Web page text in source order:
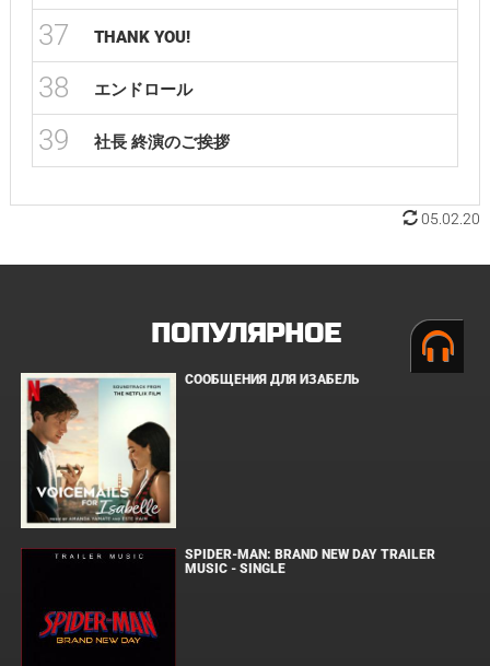
37 THANK YOU!
38 エンドロール
39 社長 終演のご挨拶
05.02.20
ПОПУЛЯРНОЕ
СООБЩЕНИЯ ДЛЯ ИЗАБЕЛЬ
SPIDER-MAN: BRAND NEW DAY TRAILER
MUSIC - SINGLE